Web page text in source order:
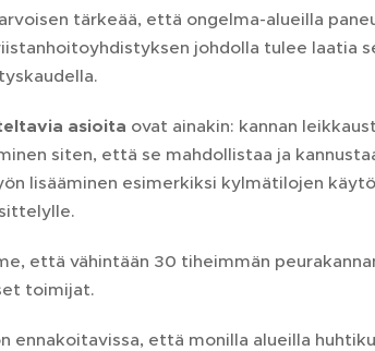
tärkeää, että ongelma-alueilla
johdolla tulee laatia
asioita ovat ainakin: kannan
siten, että se mahdollistaa ja
lisääminen esimerkiksi kylmätilojen
että vähintään 30 tiheimmän
toimijat.
ennakoitavissa, että monilla alueilla